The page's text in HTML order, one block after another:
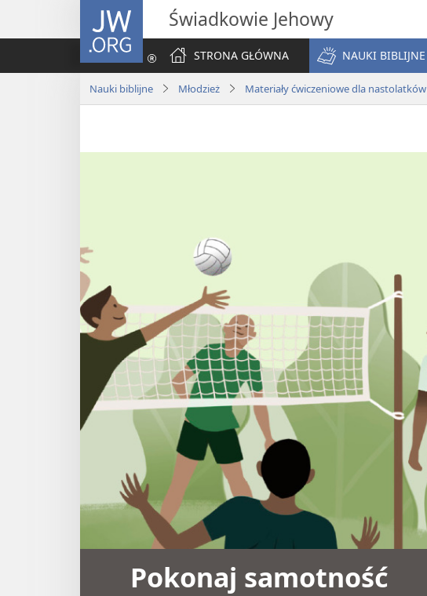
JW.ORG Świadkowie Jehowy
STRONA GŁÓWNA
NAUKI BIBLIJNE
Nauki biblijne Młodzież Materiały ćwiczeniowe dla nastolatków
Pokonaj samotność